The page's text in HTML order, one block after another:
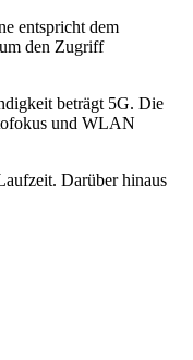
entspricht dem
den Zugriff
beträgt 5G. Die
und WLAN
Darüber hinaus